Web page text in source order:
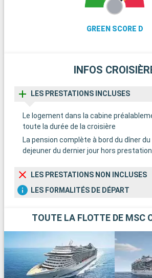
GREEN SCORE D
INFOS
LES PRESTATIONS INCLUSES
Le logement dans la cabine
toute la durée de la croisière
La pension complète à bord du dîner
dejeuner du dernier jour hors
LES PRESTATIONS NON INCLUSES
LES FORMALITÉS DE DÉPART
TOUTE LA FLOTTE DE MSC